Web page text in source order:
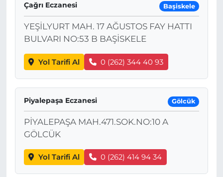
Çağrı Eczanesi Başiskele
YEŞİLYURT MAH. 17 AĞUSTOS FAY HATTI
BULVARI NO:53 B BAŞİSKELE
Yol Tarifi Al 0 (262) 344 40 93
Piyalepaşa Eczanesi Gölcük
PİYALEPAŞA MAH.471.SOK.NO:10 A
GÖLCÜK
Yol Tarifi Al 0 (262) 414 94 34